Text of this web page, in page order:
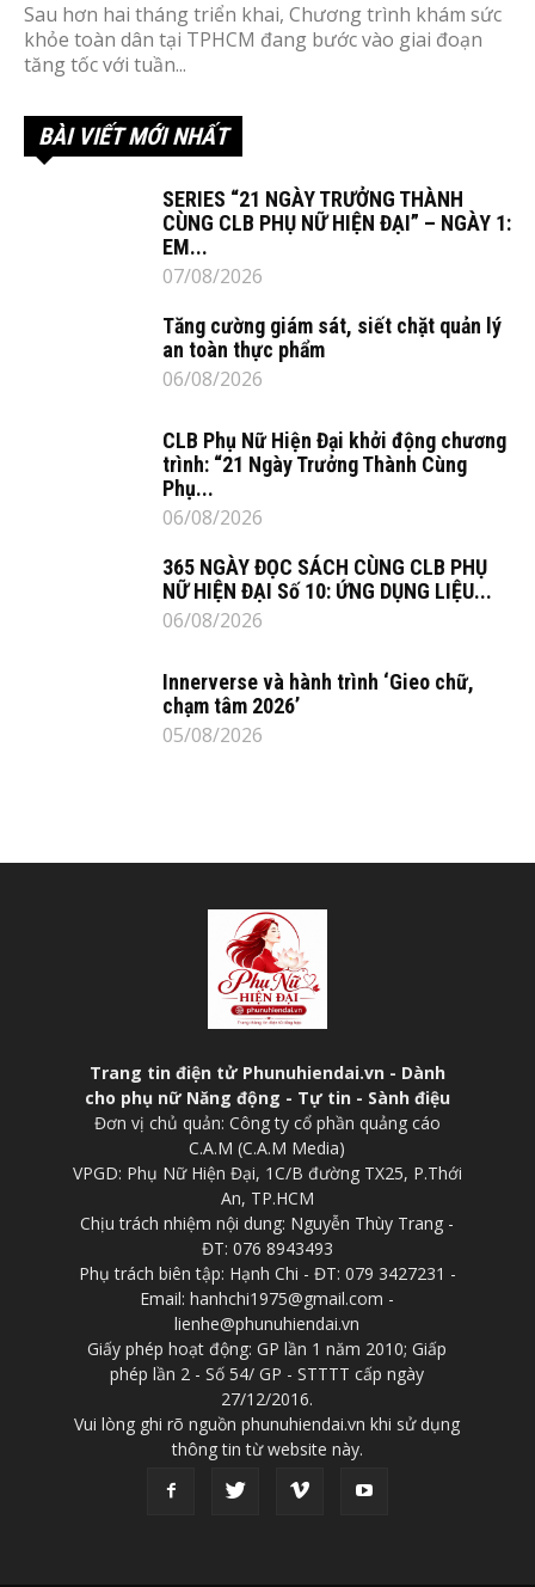
Sau hơn hai tháng triển khai, Chương trình khám sức
khỏe toàn dân tại TPHCM đang bước vào giai đoạn
tăng tốc với tuần...
BÀI VIẾT MỚI NHẤT
SERIES “21 NGÀY TRƯỞNG THÀNH
CÙNG CLB PHỤ NỮ HIỆN ĐẠI” – NGÀY 1:
EM...
07/08/2026
Tăng cường giám sát, siết chặt quản lý
an toàn thực phẩm
06/08/2026
CLB Phụ Nữ Hiện Đại khởi động chương
trình: “21 Ngày Trưởng Thành Cùng
Phụ...
06/08/2026
365 NGÀY ĐỌC SÁCH CÙNG CLB PHỤ
NỮ HIỆN ĐẠI Số 10: ỨNG DỤNG LIỆU...
06/08/2026
Innerverse và hành trình ‘Gieo chữ,
chạm tâm 2026’
05/08/2026
Trang tin điện tử Phunuhiendai.vn - Dành
cho phụ nữ Năng động - Tự tin - Sành điệu
Đơn vị chủ quản: Công ty cổ phần quảng cáo
C.A.M (C.A.M Media)
VPGD: Phụ Nữ Hiện Đại, 1C/B đường TX25, P.Thới
An, TP.HCM
Chịu trách nhiệm nội dung: Nguyễn Thùy Trang -
ĐT: 076 8943493
Phụ trách biên tập: Hạnh Chi - ĐT: 079 3427231 -
Email: hanhchi1975@gmail.com -
lienhe@phunuhiendai.vn
Giấy phép hoạt động: GP lần 1 năm 2010; Giấp
phép lần 2 - Số 54/ GP - STTTT cấp ngày
27/12/2016.
Vui lòng ghi rõ nguồn phunuhiendai.vn khi sử dụng
thông tin từ website này.